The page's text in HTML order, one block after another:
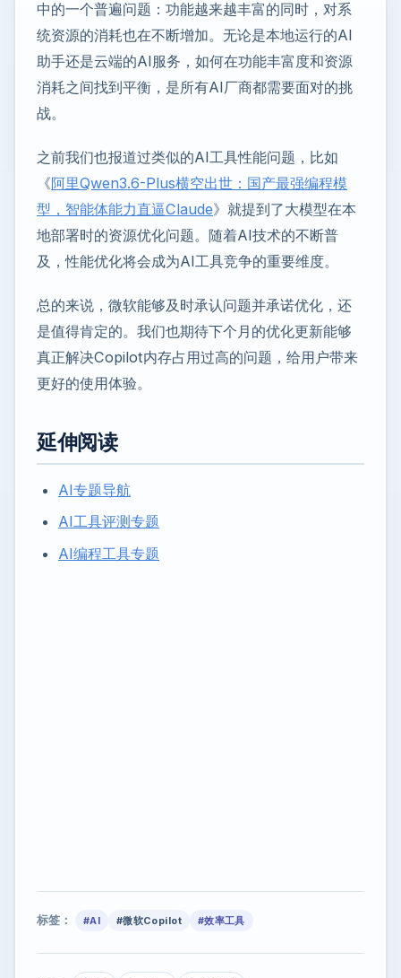
中的一个普遍问题：功能越来越丰富的同时，对系
统资源的消耗也在不断增加。无论是本地运行的AI
助手还是云端的AI服务，如何在功能丰富度和资源
消耗之间找到平衡，是所有AI厂商都需要面对的挑
战。
之前我们也报道过类似的AI工具性能问题，比如
《阿里Qwen3.6-Plus横空出世：国产最强编程模
型，智能体能力直逼Claude》就提到了大模型在本
地部署时的资源优化问题。随着AI技术的不断普
及，性能优化将会成为AI工具竞争的重要维度。
总的来说，微软能够及时承认问题并承诺优化，还
是值得肯定的。我们也期待下个月的优化更新能够
真正解决Copilot内存占用过高的问题，给用户带来
更好的使用体验。
延伸阅读
AI专题导航
AI工具评测专题
AI编程工具专题
标签： #AI #微软Copilot #效率工具